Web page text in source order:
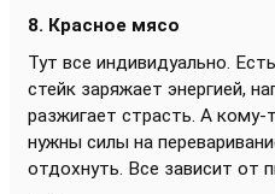
8. Красное мясо
Тут все индивидуально.
стейк заряжает энергией,
разжигает страсть. А
нужны силы на
отдохнуть. Все зависит от